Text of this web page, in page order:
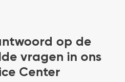
op de
vragen in ons
Center